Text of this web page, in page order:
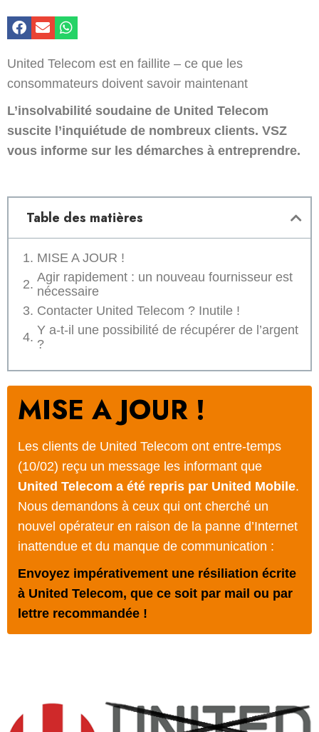
United Telecom est en faillite – ce que les
consommateurs doivent savoir maintenant
L’insolvabilité soudaine de United Telecom
suscite l’inquiétude de nombreux clients. VSZ
vous informe sur les démarches à entreprendre.
Table des matières
MISE A JOUR !
Agir rapidement : un nouveau fournisseur est
nécessaire
Contacter United Telecom ? Inutile !
Y a-t-il une possibilité de récupérer de l’argent
?
MISE A JOUR !
Les clients de United Telecom ont entre-temps
(10/02) reçu un message les informant que
United Telecom a été repris par United Mobile.
Nous demandons à ceux qui ont cherché un
nouvel opérateur en raison de la panne d’Internet
inattendue et du manque de communication :
Envoyez impérativement une résiliation écrite
à United Telecom, que ce soit par mail ou par
lettre recommandée !